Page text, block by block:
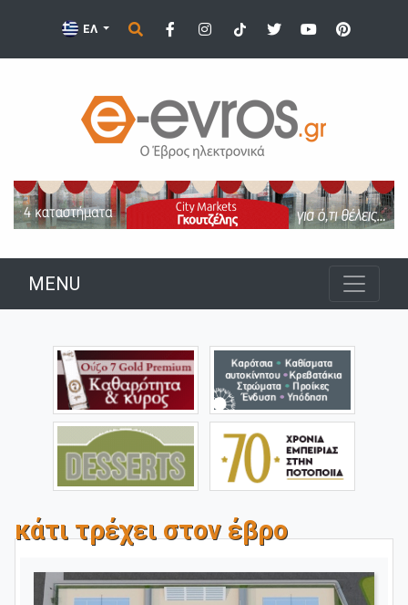
ΕΛ
MENU
κάτι τρέχει στον έβρο